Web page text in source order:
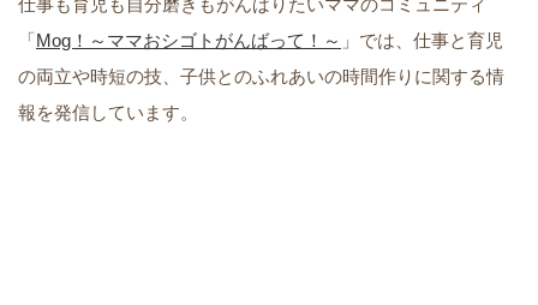
「Mog！～ママおシゴトがんばって！～ 」では、仕事と育児
の両立や時短の技、子供とのふれあいの時間作りに関する情
報を発信しています。